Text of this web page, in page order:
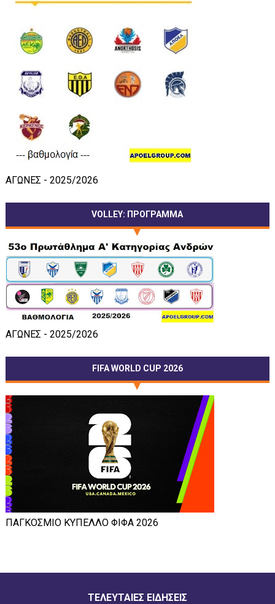
ΑΓΩΝΕΣ - 2025/2026
VOLLEY: ΠΡΟΓΡΑΜΜΑ
ΑΓΩΝΕΣ - 2025/2026
FIFA WORLD CUP 2026
ΠΑΓΚΟΣΜΙΟ ΚΥΠΕΛΛΟ ΦΙΦΑ 2026
ΤΕΛΕΥΤΑΙΕΣ ΕΙΔΗΣΕΙΣ